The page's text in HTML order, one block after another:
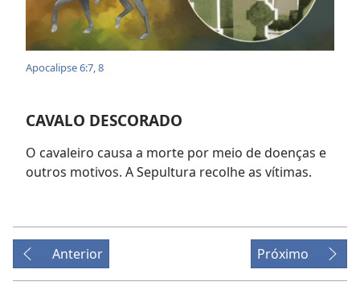
Apocalipse 6:7, 8
CAVALO DESCORADO
O cavaleiro causa a morte por meio de doenças e
outros motivos. A Sepultura recolhe as vítimas.
Anterior Próximo